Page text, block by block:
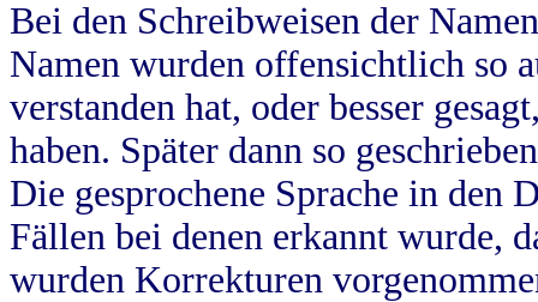
Bei den Schreibweisen der
Namen wurden offensichtlich so
verstanden hat, oder besser
haben. Später dann so
Die gesprochene Sprache in
Fällen bei denen erkannt wurde,
wurden Korrekturen